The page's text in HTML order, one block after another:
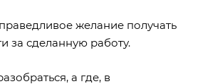
желание получать
за сделанную работу.
а где, в